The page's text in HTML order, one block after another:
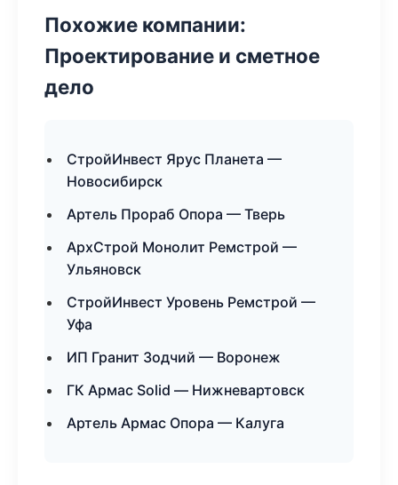
Похожие компании:
Проектирование и сметное
дело
СтройИнвест Ярус Планета —
Новосибирск
Артель Прораб Опора — Тверь
АрхСтрой Монолит Ремстрой —
Ульяновск
СтройИнвест Уровень Ремстрой —
Уфа
ИП Гранит Зодчий — Воронеж
ГК Армас Solid — Нижневартовск
Артель Армас Опора — Калуга